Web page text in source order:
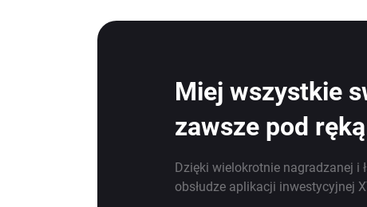
Miej wszystkie
zawsze pod ręką
Dzięki wielokrotnie nagradzanej i
obsłudze aplikacji inwestycyjnej